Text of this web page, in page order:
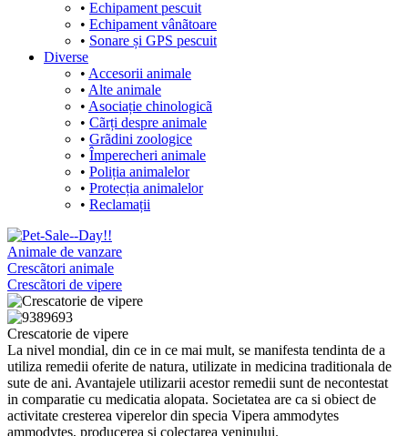
• Echipament pescuit
• Echipament vânãtoare
• Sonare și GPS pescuit
Diverse
• Accesorii animale
• Alte animale
• Asociație chinologicã
• Cãrți despre animale
• Grãdini zoologice
• Împerecheri animale
• Poliția animalelor
• Protecția animalelor
• Reclamații
Animale de vanzare
Crescãtori animale
Crescãtori de vipere
Crescatorie de vipere
La nivel mondial, din ce in ce mai mult, se manifesta tendinta de a
utiliza remedii oferite de natura, utilizate in medicina traditionala de
sute de ani. Avantajele utilizarii acestor remedii sunt de necontestat
in comparatie cu medicatia alopata. Societatea are ca si obiect de
activitate cresterea viperelor din specia Vipera ammodytes
ammodytes, producerea si colectarea veninului.